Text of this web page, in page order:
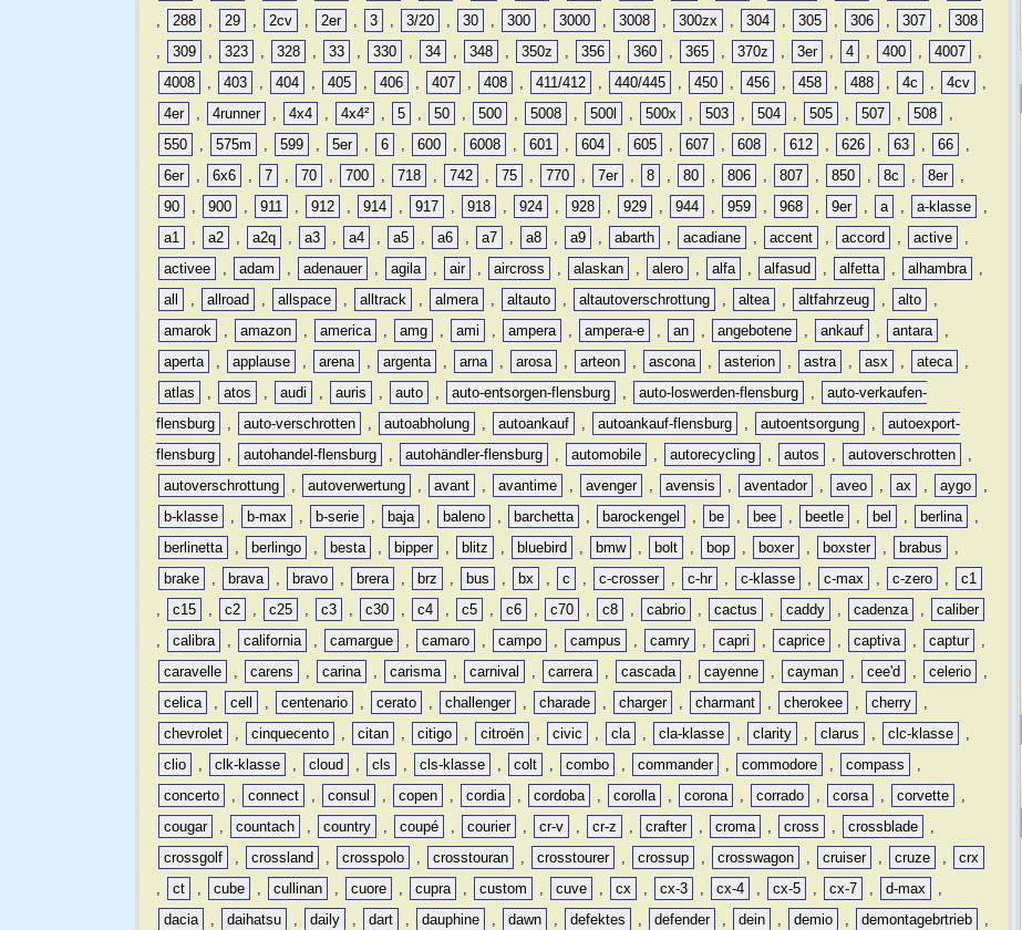
,
288 , 29 , 2cv , 2er , 3 , 3/20 , 30 , 300 , 3000 , 3008 , 300zx , 304 , 305 , 306 , 307 ,
308
,
309 , 323 , 328 , 33 , 330 , 34 , 348 , 350z , 356 , 360 , 365 , 370z , 3er , 4 , 400 , 4007
,
4008
, 403 , 404 , 405 , 406 , 407 , 408 , 411/412 , 440/445 , 450 , 456 , 458 , 488 , 4c , 4cv
,
4er
, 4runner , 4x4 , 4x4² , 5 , 50 , 500 , 5008 , 500l , 500x , 503 , 504 , 505 , 507 , 508
,
550
, 575m , 599 , 5er , 6 , 600 , 6008 , 601 , 604 , 605 , 607 , 608 , 612 , 626 , 63 , 66
,
6er
, 6x6 , 7 , 70 , 700 , 718 , 742 , 75 , 770 , 7er , 8 , 80 , 806 , 807 , 850 , 8c , 8er
,
90
, 900 , 911 , 912 , 914 , 917 , 918 , 924 , 928 , 929 , 944 , 959 , 968 , 9er , a , a-klasse
,
a1
, a2 , a2q , a3 , a4 , a5 , a6 , a7 , a8 , a9 , abarth , acadiane , accent , accord , active
,
activee
, adam , adenauer , agila , air , aircross , alaskan , alero , alfa , alfasud , alfetta , alhambra
,
all
, allroad , allspace , alltrack , almera , altauto , altautoverschrottung , altea , altfahrzeug , alto
,
amarok
, amazon , america , amg , ami , ampera , ampera-e , an , angebotene , ankauf , antara
,
aperta
, applause , arena , argenta , arna , arosa , arteon , ascona , asterion , astra , asx , ateca
,
atlas
, atos , audi , auris , auto , auto-entsorgen-flensburg , auto-loswerden-flensburg ,
auto-verkaufen-
flensburg
, auto-verschrotten , autoabholung , autoankauf , autoankauf-flensburg , autoentsorgung ,
autoexport-
flensburg
, autohandel-flensburg , autohändler-flensburg , automobile , autorecycling , autos , autoverschrotten
,
autoverschrottung
, autoverwertung , avant , avantime , avenger , avensis , aventador , aveo , ax , aygo
,
b-klasse
, b-max , b-serie , baja , baleno , barchetta , barockengel , be , bee , beetle , bel , berlina
,
berlinetta
, berlingo , besta , bipper , blitz , bluebird , bmw , bolt , bop , boxer , boxster , brabus
,
brake
, brava , bravo , brera , brz , bus , bx , c , c-crosser , c-hr , c-klasse , c-max , c-zero ,
c1
,
c15 , c2 , c25 , c3 , c30 , c4 , c5 , c6 , c70 , c8 , cabrio , cactus , caddy , cadenza ,
caliber
,
calibra , california , camargue , camaro , campo , campus , camry , capri , caprice , captiva , captur
,
caravelle
, carens , carina , carisma , carnival , carrera , cascada , cayenne , cayman , cee'd , celerio
,
celica
, cell , centenario , cerato , challenger , charade , charger , charmant , cherokee , cherry
,
chevrolet
, cinquecento , citan , citigo , citroën , civic , cla , cla-klasse , clarity , clarus , clc-klasse
,
clio
, clk-klasse , cloud , cls , cls-klasse , colt , combo , commander , commodore , compass
,
concerto
, connect , consul , copen , cordia , cordoba , corolla , corona , corrado , corsa , corvette
,
cougar
, countach , country , coupé , courier , cr-v , cr-z , crafter , croma , cross , crossblade
,
crossgolf
, crossland , crosspolo , crosstouran , crosstourer , crossup , crosswagon , cruiser , cruze ,
crx
,
ct , cube , cullinan , cuore , cupra , custom , cuve , cx , cx-3 , cx-4 , cx-5 , cx-7 , d-max
,
dacia
, daihatsu , daily , dart , dauphine , dawn , defektes , defender , dein , demio , demontagebrtrieb
,